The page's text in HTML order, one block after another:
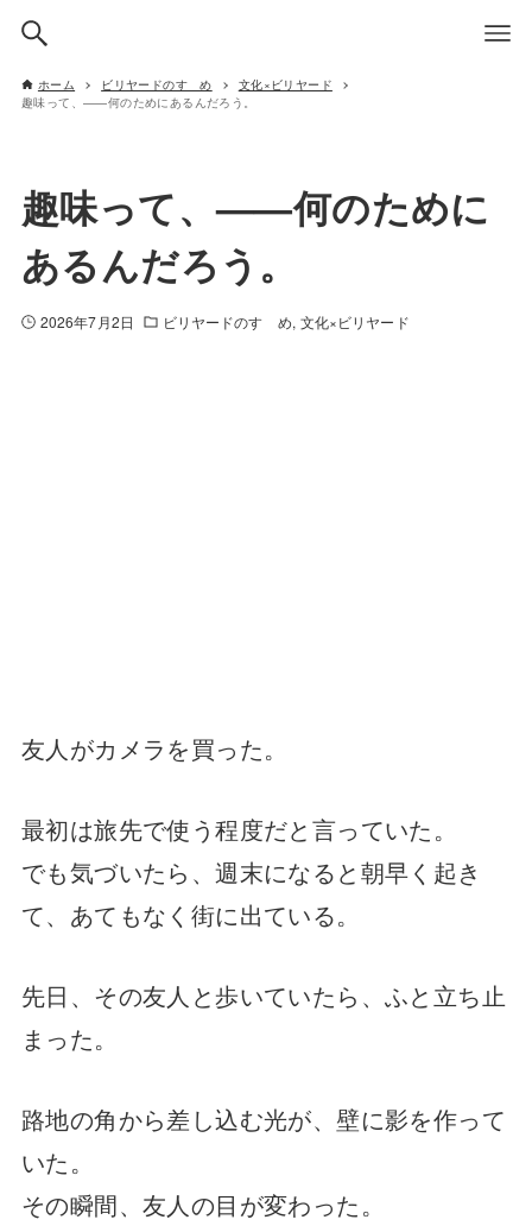
ホーム ビリヤードのすゝめ
文化×ビリヤード
趣味って、——何のためにあるんだろう。
趣味って、——何のために
あるんだろう。
2026年7月2日 ビリヤードのすゝめ 文化×ビリヤード
友人がカメラを買った。
最初は旅先で使う程度だと言っていた。
でも気づいたら、週末になると朝早く起き
て、あてもなく街に出ている。
先日、その友人と歩いていたら、ふと立ち止
まった。
路地の角から差し込む光が、壁に影を作って
いた。
その瞬間、友人の目が変わった。